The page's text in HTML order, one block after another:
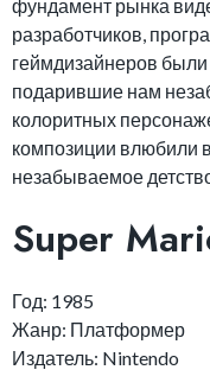
фундамент рынка
разработчиков,
геймдизайнеров
подарившие нам
колоритных
композиции влюбили
незабываемое
Super
Год: 1985
Жанр: Платформер
Издатель: Nintendo